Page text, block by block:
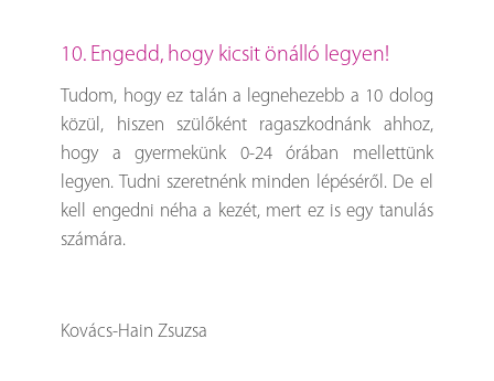
10. Engedd, hogy kicsit önálló legyen!
Tudom, hogy ez talán a legnehezebb a 10 dolog
közül, hiszen szülőként ragaszkodnánk ahhoz,
hogy a gyermekünk 0-24 órában mellettünk
legyen. Tudni szeretnénk minden lépéséről. De el
kell engedni néha a kezét, mert ez is egy tanulás
számára.
Kovács-Hain Zsuzsa